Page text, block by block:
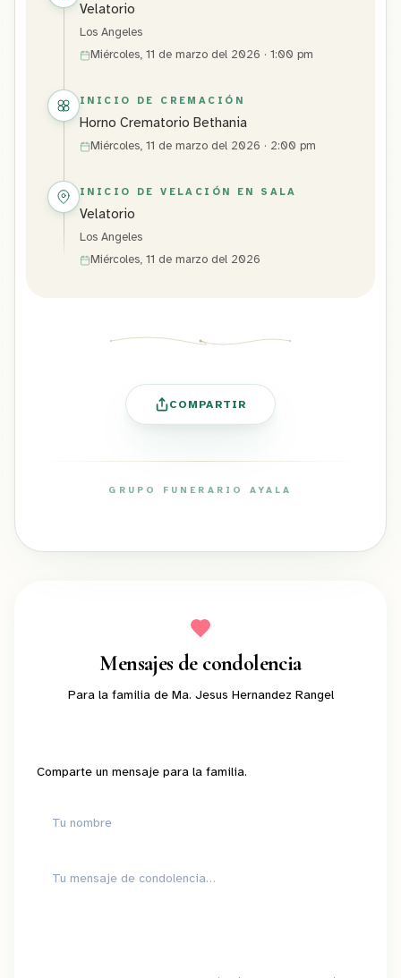
Velatorio
Los Angeles
Miércoles, 11 de marzo del 2026 · 1:00 pm
INICIO DE CREMACIÓN
Horno Crematorio Bethania
Miércoles, 11 de marzo del 2026 · 2:00 pm
INICIO DE VELACIÓN EN SALA
Velatorio
Los Angeles
Miércoles, 11 de marzo del 2026
COMPARTIR
GRUPO FUNERARIO AYALA
Mensajes de condolencia
Para la familia de Ma. Jesus Hernandez Rangel
Comparte un mensaje para la familia.